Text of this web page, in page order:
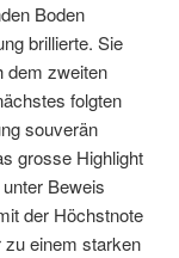
Boden
brillierte. Sie
dem zweiten
folgten
souverän
grosse Highlight
Beweis
der Höchstnote
zu einem starken